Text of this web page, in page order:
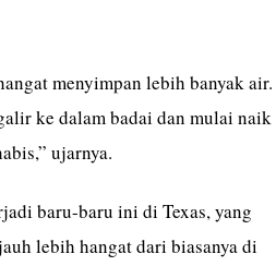
menyimpan lebih banyak air.
ke dalam badai dan mulai naik
ujarnya.
baru-baru ini di Texas, yang
lebih hangat dari biasanya di